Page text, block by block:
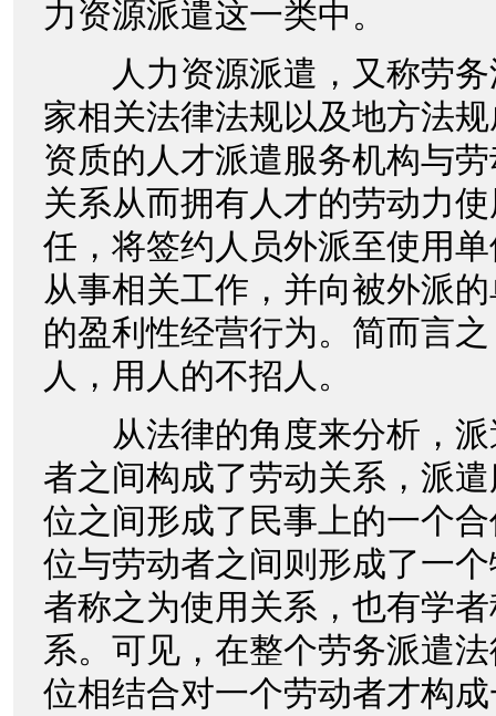
力资源派遣这一类中。
人力资源派遣，又称劳务
家相关法律法规以及地方法
资质的人才派遣服务机构与
关系从而拥有人才的劳动力
任，将签约人员外派至使用
从事相关工作，并向被外派
的盈利性经营行为。简而言
人，用人的不招人。
从法律的角度来分析，派
者之间构成了劳动关系，派
位之间形成了民事上的一个
位与劳动者之间则形成了一
者称之为使用关系，也有学
系。可见，在整个劳务派遣
位相结合对一个劳动者才构